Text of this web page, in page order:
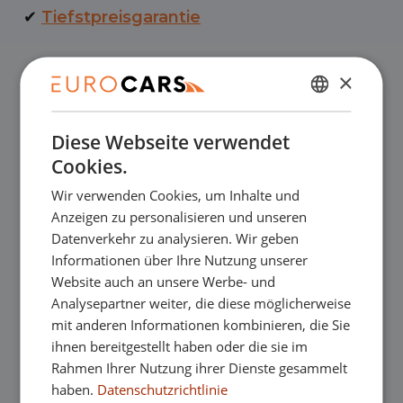
✔ Tiefstpreisgarantie
✔
Abnahme
Kostenlose Lieferung nach Hause beim
Online-Kauf
Unsere Ausstellungsräume
Sie sind herzlich willkommen, in einem
unserer Ausstellungsräume die
NIEDERLÄNDISCH
ENGLISH
FRENCH
×
Diese Webseite verwendet
Cookies.
Wir verwenden Cookies, um Inhalte und
Anzeigen zu personalisieren und unseren
Datenverkehr zu analysieren. Wir geben
Informationen über Ihre Nutzung unserer
Website auch an unsere Werbe- und
Analysepartner weiter, die diese möglicherweise
mit anderen Informationen kombinieren, die Sie
ihnen bereitgestellt haben oder die sie im
Rahmen Ihrer Nutzung ihrer Dienste gesammelt
haben. Datenschutzrichtlinie